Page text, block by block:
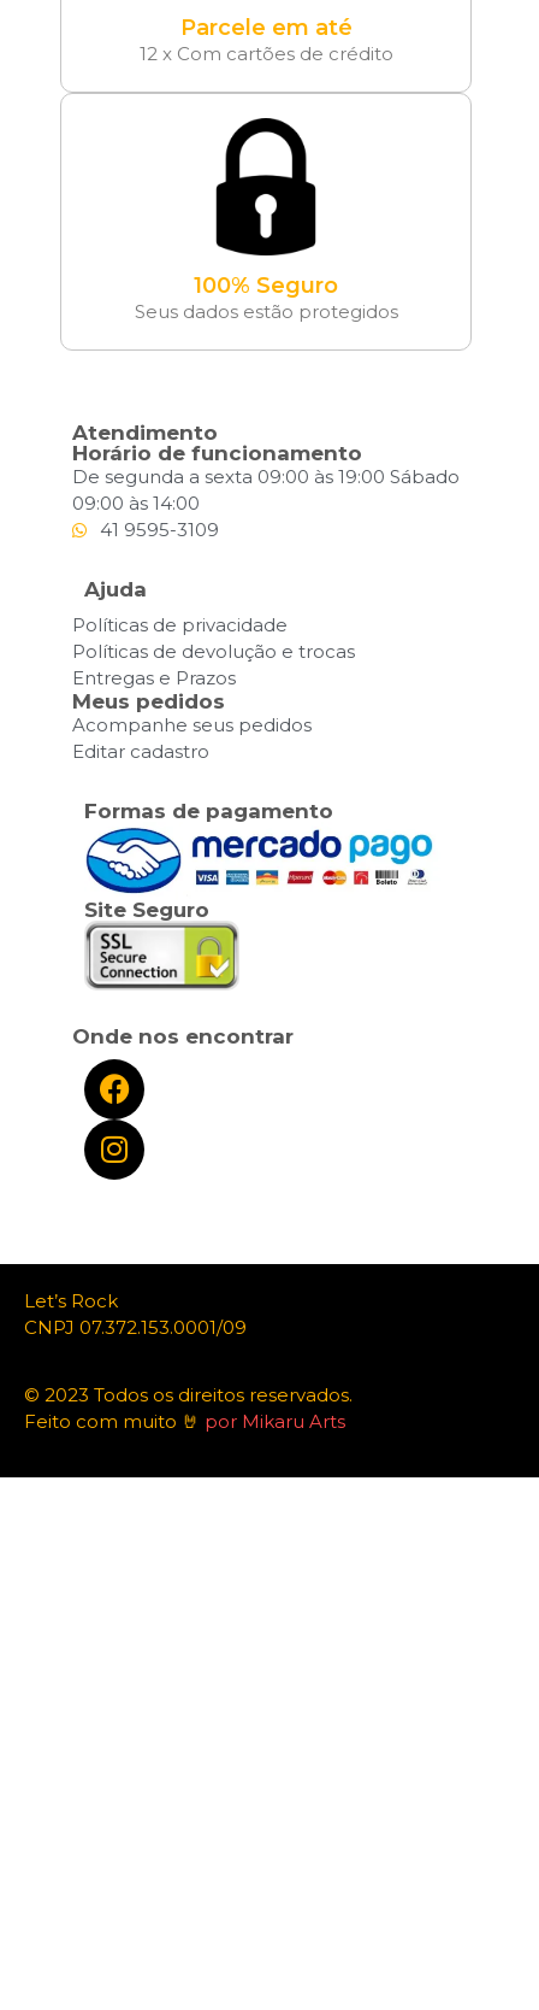
Parcele em até
12 x Com cartões de crédito
100% Seguro
Seus dados estão protegidos
Atendimento
Horário de funcionamento
De segunda a sexta 09:00 às 19:00 Sábado
09:00 às 14:00
41 9595-3109
Ajuda
Políticas de privacidade
Políticas de devolução e trocas
Entregas e Prazos
Meus pedidos
Acompanhe seus pedidos
Editar cadastro
Formas de pagamento
Site Seguro
Onde nos encontrar
Let’s Rock
CNPJ 07.372.153.0001/09
© 2023 Todos os direitos reservados.
Feito com muito 🤘 por Mikaru Arts